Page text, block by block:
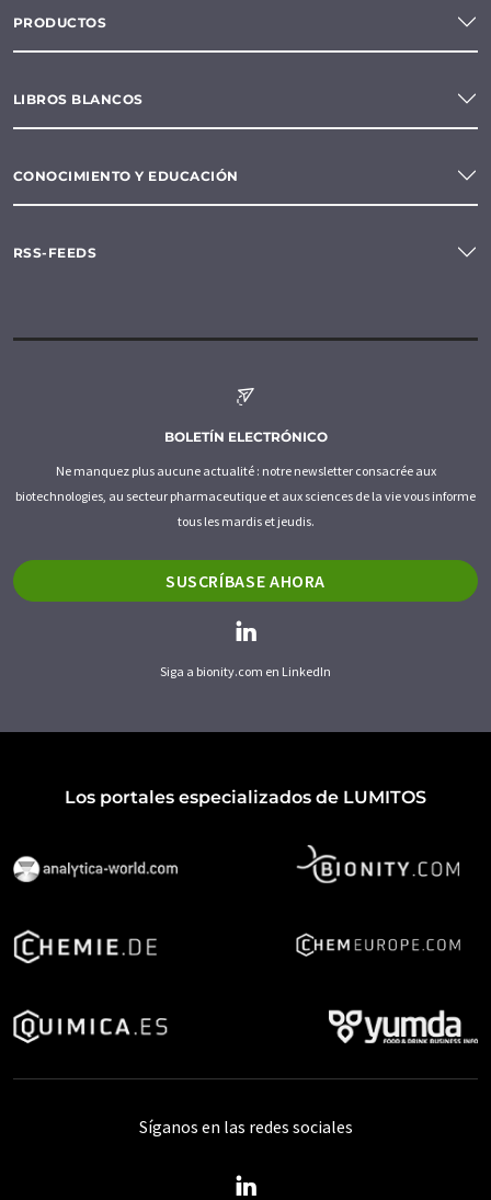
PRODUCTOS
LIBROS BLANCOS
CONOCIMIENTO Y EDUCACIÓN
RSS-FEEDS
BOLETÍN ELECTRÓNICO
Ne manquez plus aucune actualité : notre newsletter consacrée aux
biotechnologies, au secteur pharmaceutique et aux sciences de la vie vous informe
tous les mardis et jeudis.
SUSCRÍBASE AHORA
Siga a bionity.com en LinkedIn
Los portales especializados de LUMITOS
Síganos en las redes sociales